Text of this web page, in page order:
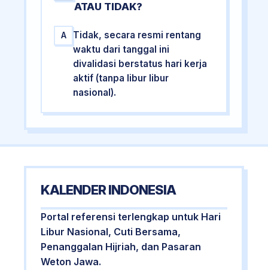
ATAU TIDAK?
A
Tidak, secara resmi rentang
waktu dari tanggal ini
divalidasi berstatus hari kerja
aktif (tanpa libur libur
nasional).
KALENDER INDONESIA
Portal referensi terlengkap untuk Hari
Libur Nasional, Cuti Bersama,
Penanggalan Hijriah, dan Pasaran
Weton Jawa.